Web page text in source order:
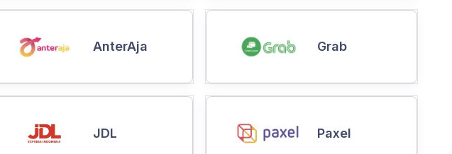
AnterAja Grab
JDL Paxel